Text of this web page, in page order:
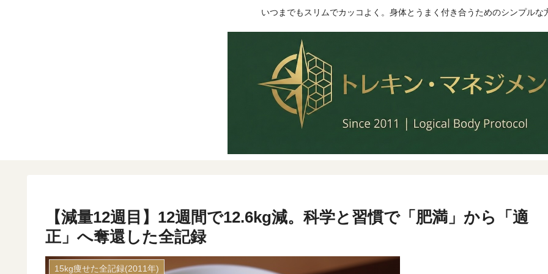
いつまでもスリムでカッコよく。身体とうまく付き合うためのシンプルな
【減量12週目】12週間で12.6kg減。科学と習慣で「肥満」から「適
正」へ奪還した全記録
15kg痩せた全記録(2011年)